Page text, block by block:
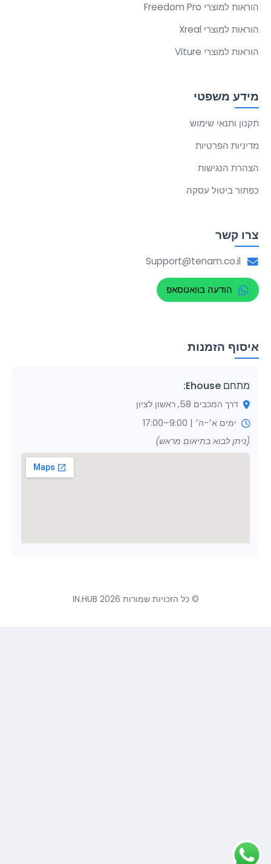
הוראות למוצרי Freedom Pro
הוראות למוצרי Xreal
הוראות למוצרי Viture
מידע משפטי
תקנון ותנאי שימוש
מדיניות הפרטיות
הצהרת הנגישות
כפתור ביטול עסקה
צרו קשר
Support@tenam.co.il
הודעה בוואטסאפ
איסוף הזמנות
מתחם Ehouse:
דרך המכבים 58, ראשון לציון
ימים א׳-ה׳ | 9:00–17:00
(ניתן לבוא בתיאום מראש)
© כל הזכויות שמורות IN.HUB 2026